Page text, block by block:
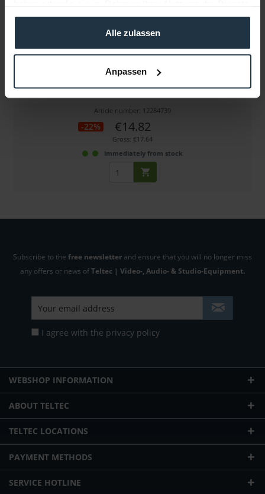
gesammelt haben.
Alle zulassen
Anpassen
Tilta WLC-T04-PC
Micro USB to Micro USB Nano Motor Power Cable
Article number: 12284739
-22% €14.82
Gross: €17.64
immediately from stock
Subscribe to the free newsletter and ensure that you will no longer miss
any offers or news ofTeltec | Video-, Audio- & Studio-Equipment.
I agree with the privacy policy
WEBSHOP INFORMATION
ABOUT TELTEC
TELTEC LOCATIONS
PAYMENT METHODS
SERVICE HOTLINE